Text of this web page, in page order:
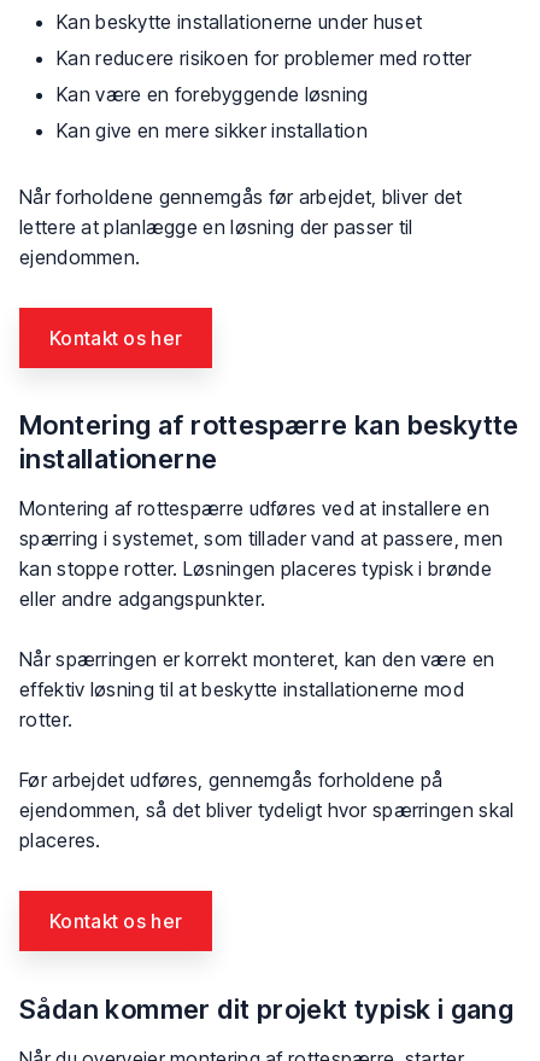
​Kan beskytte installationerne under huset
Kan reducere risikoen for problemer med rotter
​Kan være en forebyggende løsning
​Kan give en mere sikker installation
Når forholdene gennemgås før arbejdet, bliver det
lettere at planlægge en løsning der passer til
ejendommen.
Kontakt os her​
Montering af rottespærre kan beskytte
installationerne
Montering af rottespærre udføres ved at installere en
spærring i systemet, som tillader vand at passere, men
kan stoppe rotter. Løsningen placeres typisk i brønde
eller andre adgangspunkter.
Når spærringen er korrekt monteret, kan den være en
effektiv løsning til at beskytte installationerne mod
rotter.
Før arbejdet udføres, gennemgås forholdene på
ejendommen, så det bliver tydeligt hvor spærringen skal
placeres.
Kontakt os her​
Sådan kommer dit projekt typisk i gang